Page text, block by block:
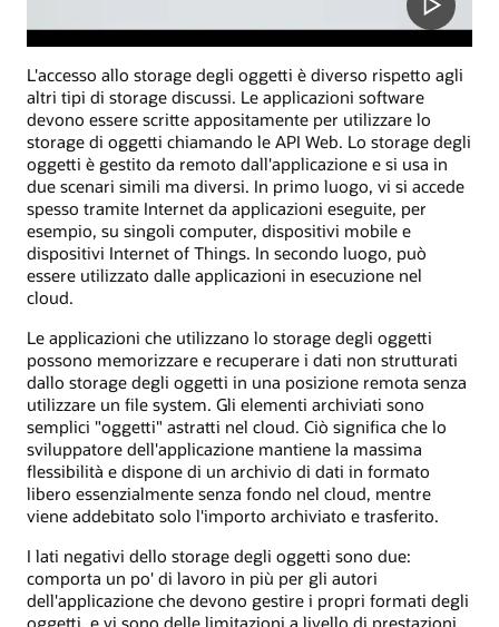
L'accesso allo storage degli oggetti è diverso rispetto agli
altri tipi di storage discussi. Le applicazioni software
devono essere scritte appositamente per utilizzare lo
storage di oggetti chiamando le API Web. Lo storage degli
oggetti è gestito da remoto dall'applicazione e si usa in
due scenari simili ma diversi. In primo luogo, vi si accede
spesso tramite Internet da applicazioni eseguite, per
esempio, su singoli computer, dispositivi mobile e
dispositivi Internet of Things. In secondo luogo, può
essere utilizzato dalle applicazioni in esecuzione nel
cloud.
Le applicazioni che utilizzano lo storage degli oggetti
possono memorizzare e recuperare i dati non strutturati
dallo storage degli oggetti in una posizione remota senza
utilizzare un file system. Gli elementi archiviati sono
semplici "oggetti" astratti nel cloud. Ciò significa che lo
sviluppatore dell'applicazione mantiene la massima
flessibilità e dispone di un archivio di dati in formato
libero essenzialmente senza fondo nel cloud, mentre
viene addebitato solo l'importo archiviato e trasferito.
I lati negativi dello storage degli oggetti sono due:
comporta un po' di lavoro in più per gli autori
dell'applicazione che devono gestire i propri formati degli